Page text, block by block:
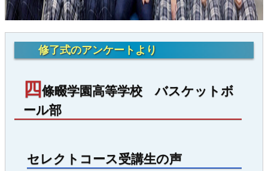
修了式のアンケートより
四 條畷学園高等学校 バスケットボ
ール部
セレクトコース受講生の声